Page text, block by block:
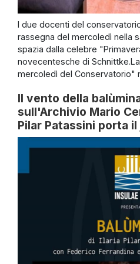
I due docenti del
rassegna del mercoledì nella
spazia dalla celebre
novecentesche di
mercoledì del Conservatorio"
Il vento della
sull'Archivio Mario
Pilar Patassini porta il